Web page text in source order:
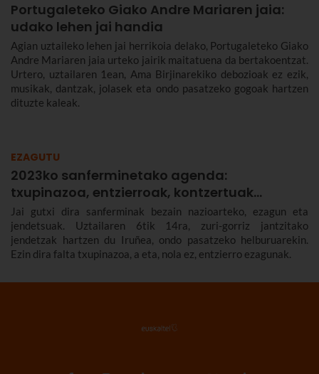
Portugaleteko Giako Andre Mariaren jaia:
udako lehen jai handia
Agian uztaileko lehen jai herrikoia delako, Portugaleteko Giako
Andre Mariaren jaia urteko jairik maitatuena da bertakoentzat.
Urtero, uztailaren 1ean, Ama Birjinarekiko debozioak ez ezik,
musikak, dantzak, jolasek eta ondo pasatzeko gogoak hartzen
dituzte kaleak.
EZAGUTU
2023ko sanferminetako agenda:
txupinazoa, entzierroak, kontzertuak…
Jai gutxi dira sanferminak bezain nazioarteko, ezagun eta
jendetsuak. Uztailaren 6tik 14ra, zuri-gorriz jantzitako
jendetzak hartzen du Iruñea, ondo pasatzeko helburuarekin.
Ezin dira falta txupinazoa, a eta, nola ez, entzierro ezagunak.